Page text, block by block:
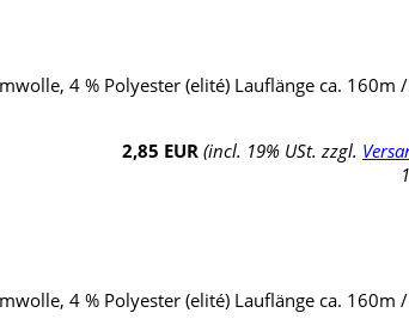
4 % Polyester (elité) Lauflänge ca. 160m
2,85 EUR (incl. 19% USt. zzgl.
4 % Polyester (elité) Lauflänge ca. 160m